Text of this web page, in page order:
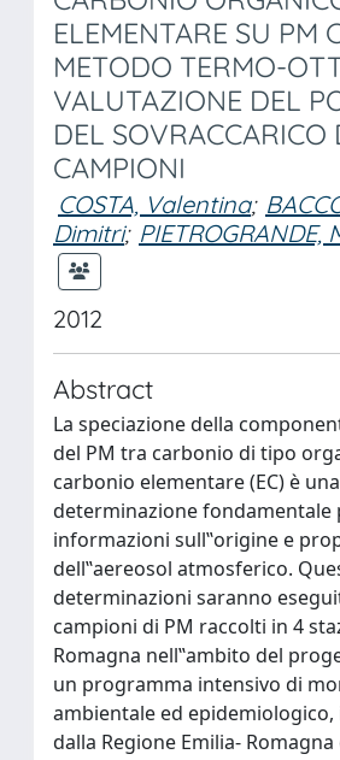
ELEMENTARE SU PM
METODO TERMO-
VALUTAZIONE DEL
DEL SOVRACCARICO
CAMPIONI
COSTA, Valentina;
Dimitri;
2012
Abstract
La speciazione della
del PM tra carbonio di tipo
carbonio elementare (EC) è una
determinazione
informazioni sull‟origine e
dell‟aereosol atmosferico.
determinazioni saranno
campioni di PM raccolti in 4
Romagna nell‟ambito del
un programma intensivo di
ambientale ed
dalla Regione Emilia- Romagna